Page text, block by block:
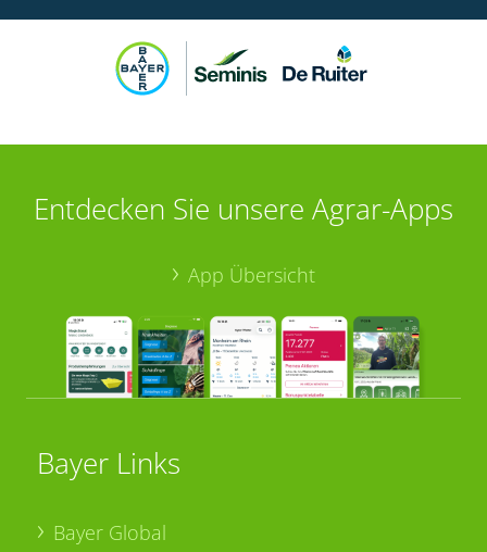
Entdecken Sie unsere Agrar-Apps
App Übersicht
Bayer Links
Bayer Global